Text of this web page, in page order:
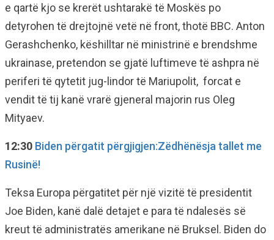
e qartë kjo se krerët ushtarakë të Moskës po
detyrohen të drejtojnë vetë në front, thotë BBC. Anton
Gerashchenko, këshilltar në ministrinë e brendshme
ukrainase, pretendon se gjatë luftimeve të ashpra në
periferi të qytetit jug-lindor të Mariupolit, forcat e
vendit të tij kanë vrarë gjeneral majorin rus Oleg
Mityaev.
12:30 Biden përgatit përgjigjen:Zëdhënësja tallet me
Rusinë!
Teksa Europa përgatitet për një vizitë të presidentit
Joe Biden, kanë dalë detajet e para të ndalesës së
kreut të administratës amerikane në Bruksel. Biden do